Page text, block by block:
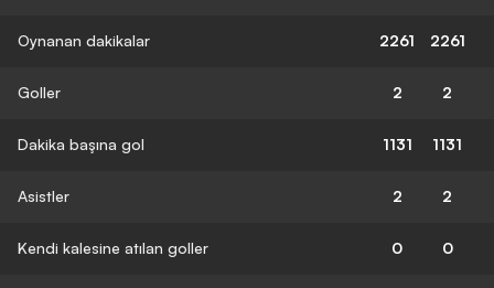
Oynanan dakikalar 2261 2261
Goller 2 2
Dakika başına gol 1131 1131
Asistler 2 2
Kendi kalesine atılan goller 0 0